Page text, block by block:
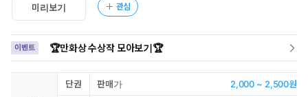
미리보기 관심
이벤트 🏆만화상 수상작 모아보기🏆
단권 판매가 2,000 ~ 2,500원